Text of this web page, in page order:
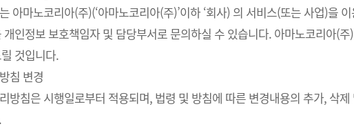
아마노코리아(주)(‘아마노코리아(주)’이하 ‘회사) 의 서비스(또는 사업)을
인정보 보호책임자 및 담당부서로 문의하실 수 있습니다. 아마노코리아(
것입니다.
침 변경
방침은 시행일로부터 적용되며, 법령 및 방침에 따른 변경내용의 추가, 삭